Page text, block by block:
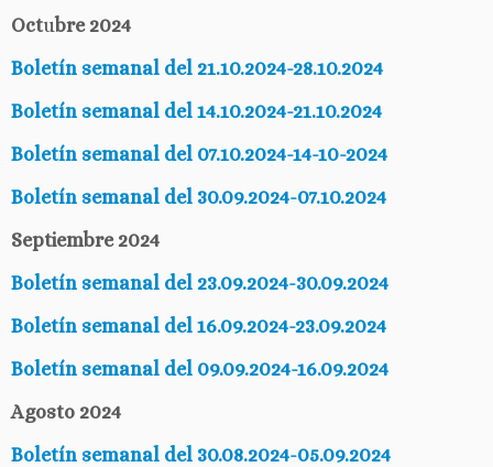
Octubre 2024
Boletín semanal del 21.10.2024-28.10.2024
Boletín semanal del 14.10.2024-21.10.2024
Boletín semanal del 07.10.2024-14-10-2024
Boletín semanal del 30.09.2024-07.10.2024
Septiembre 2024
Boletín semanal del 23.09.2024-30.09.2024
Boletín semanal del 16.09.2024-23.09.2024
Boletín semanal del 09.09.2024-16.09.2024
Agosto 2024
Boletín semanal del 30.08.2024-05.09.2024